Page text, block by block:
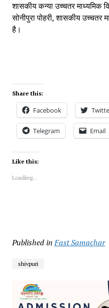
शासकीय कन्या उच्चतर माध्यमिक
सोनीपुरा पोहरी, शासकीय उच्चतर
है।
Share this:
Facebook
Telegram Email
Like this:
Loading...
Published in Fast Samachar
shivpuri